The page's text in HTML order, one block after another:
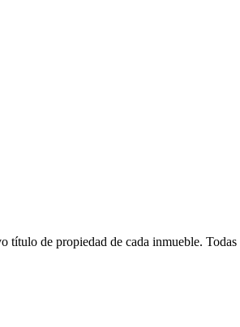
título de propiedad de cada inmueble.